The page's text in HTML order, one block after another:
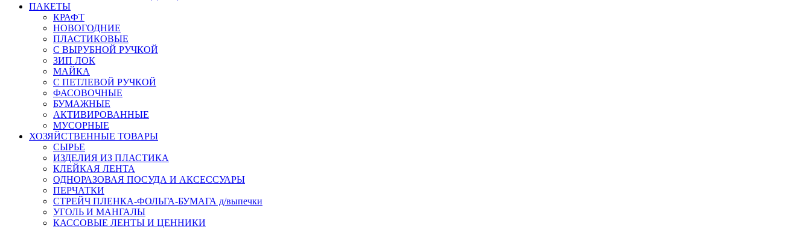
ПАКЕТЫ
КРАФТ
НОВОГОДНИЕ
ПЛАСТИКОВЫЕ
С ВЫРУБНОЙ РУЧКОЙ
ЗИП ЛОК
МАЙКА
С ПЕТЛЕВОЙ РУЧКОЙ
ФАСОВОЧНЫЕ
БУМАЖНЫЕ
АКТИВИРОВАННЫЕ
МУСОРНЫЕ
ХОЗЯЙСТВЕННЫЕ ТОВАРЫ
СЫРЬЕ
ИЗДЕЛИЯ ИЗ ПЛАСТИКА
КЛЕЙКАЯ ЛЕНТА
ОДНОРАЗОВАЯ ПОСУДА И АКСЕССУАРЫ
ПЕРЧАТКИ
СТРЕЙЧ ПЛЕНКА-ФОЛЬГА-БУМАГА д/выпечки
УГОЛЬ И МАНГАЛЫ
КАССОВЫЕ ЛЕНТЫ И ЦЕННИКИ